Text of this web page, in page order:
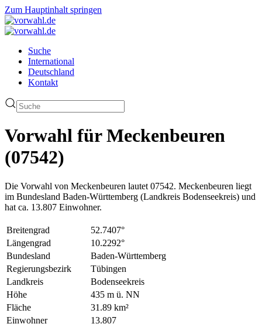
Zum Hauptinhalt springen
Suche
International
Deutschland
Kontakt
Vorwahl für Meckenbeuren
(07542)
Die Vorwahl von Meckenbeuren lautet 07542. Meckenbeuren liegt
im Bundesland Baden-Württemberg (Landkreis Bodenseekreis) und
hat ca. 13.807 Einwohner.
Breitengrad
52.7407°
Längengrad
10.2292°
Bundesland
Baden-Württemberg
Regierungsbezirk
Tübingen
Landkreis
Bodenseekreis
Höhe
435 m ü. NN
Fläche
31.89 km²
Einwohner
13.807